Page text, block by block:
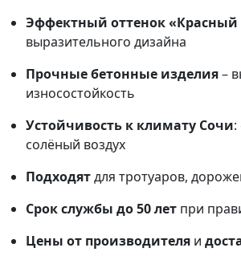
Эффектный оттенок «Красный
выразительного дизайна
Прочные бетонные изделия–
износостойкость
Устойчивость к климату Сочи:
солёный воздух
Подходятдля тротуаров,
Срок службы до 50 лет при
Цены от производителя и